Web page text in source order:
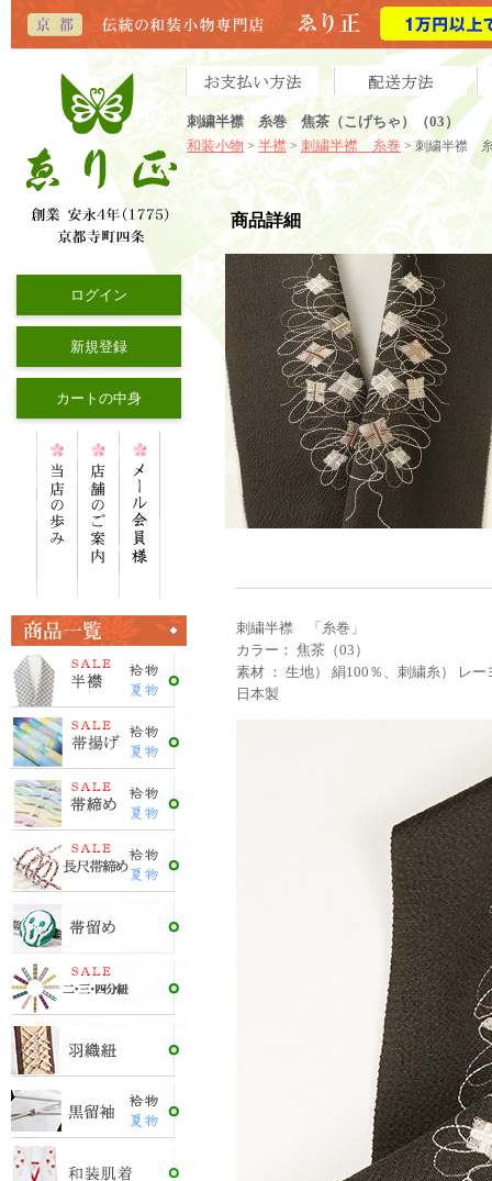
刺繍半襟 糸巻 焦茶（こげちゃ）（03）
和装小物 > 半襟 > 刺繍半襟 糸巻 > 刺繍半襟
ログイン
新規登録
カートの中身
商品詳細
刺繍半襟 「糸巻」
カラー： 焦茶（03）
素材 ： 生地） 絹100％、刺繍糸） レー
日本製